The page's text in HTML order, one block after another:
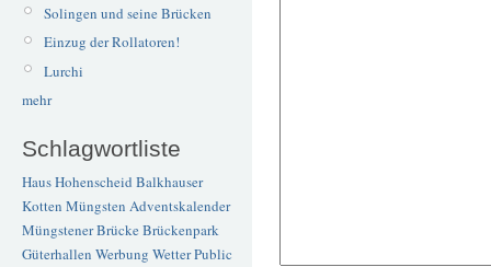
Solingen und seine Brücken
Einzug der Rollatoren!
Lurchi
mehr
Schlagwortliste
Haus Hohenscheid Balkhauser
Kotten Müngsten Adventskalender
Müngstener BrückeBrückenpark
Güterhallen Werbung WetterPublic